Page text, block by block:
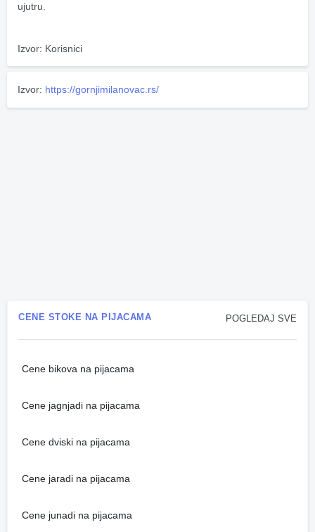
ujutru.
Izvor: Korisnici
Izvor: https://gornjimilanovac.rs/
POGLEDAJ SVE
CENE STOKE NA PIJACAMA
Cene bikova na pijacama
Cene jagnjadi na pijacama
Cene dviski na pijacama
Cene jaradi na pijacama
Cene junadi na pijacama